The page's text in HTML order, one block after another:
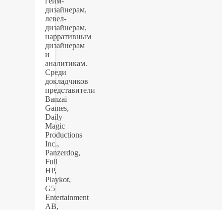
дизайнерам,
левел-
дизайнерам,
нарративным
дизайнерам
и
аналитикам.
Среди
докладчиков
представители
Banzai
Games,
Daily
Magic
Productions
Inc.,
Panzerdog,
Full
HP,
Playkot,
G5
Entertainment
AB,